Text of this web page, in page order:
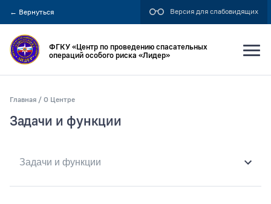
← Вернуться Версия для слабовидящих
Искать по:
всей фразе
отдельным словам
ФГКУ «Центр по проведению спасательных
операций особого риска «Лидер»
Главная О Центре
Задачи и функции